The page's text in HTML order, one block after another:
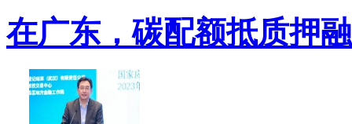
在广东，碳配额抵质押